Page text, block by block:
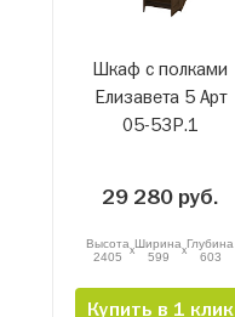
Шкаф с полками
Елизавета 5 Арт
05-53Р.1
29 280 руб.
Высота
2405
xШирина
599
xГлубина
603
Купить в 1 клик